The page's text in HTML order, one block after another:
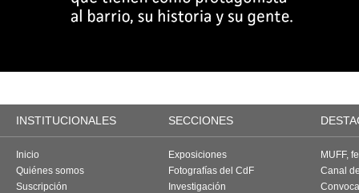
INSTITUCIONALES SECCIONES
Inicio
Quiénes somos
Suscripción
Exposiciones
Fotografías del CdF
Investigación
MUFF,
Canal